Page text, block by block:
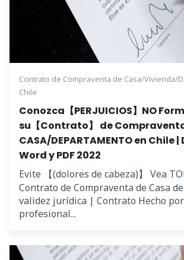
Contrato de Compraventa de Casa/Vivienda/
Chile
Conozca【PERJUICIOS】NO
su【Contrato】 de
CASA/DEPARTAMENTO en Chile
Word y PDF 2022
Evite 【(dolores de cabeza)】 Vea
Contrato de Compraventa de Casa
validez jurídica | Contrato Hecho
profesional...